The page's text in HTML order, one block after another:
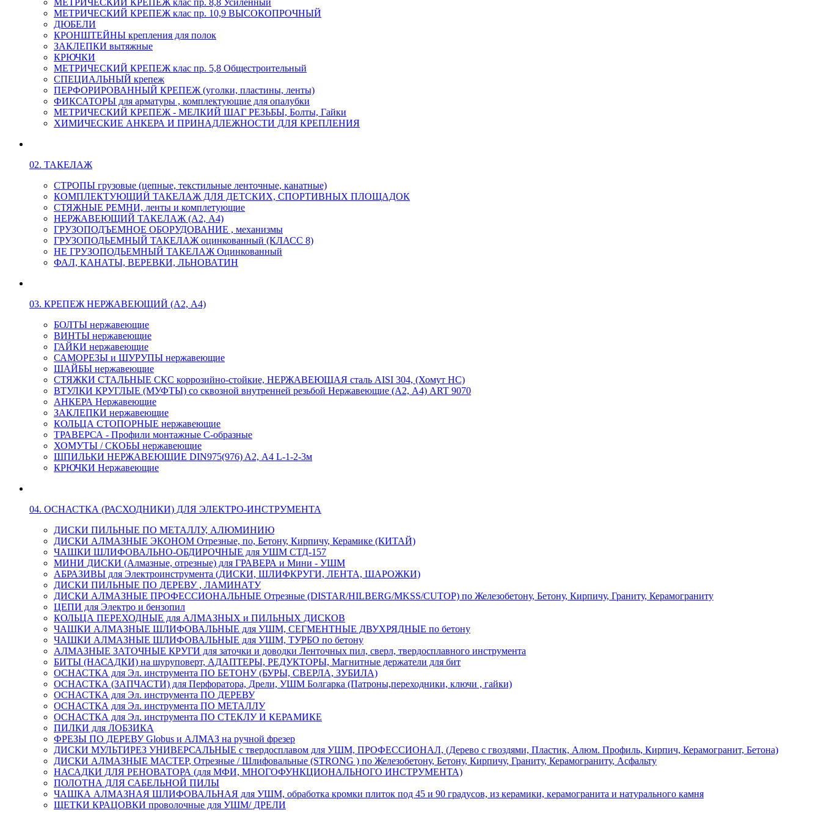
МЕТРИЧЕСКИЙ КРЕПЕЖ клас пр. 8,8 Усиленный
МЕТРИЧЕСКИЙ КРЕПЕЖ клас пр. 10,9 ВЫСОКОПРОЧНЫЙ
ДЮБЕЛИ
КРОНШТЕЙНЫ крепления для полок
ЗАКЛЕПКИ вытяжные
КРЮЧКИ
МЕТРИЧЕСКИЙ КРЕПЕЖ клас пр. 5,8 Общестроительный
СПЕЦИАЛЬНЫЙ крепеж
ПЕРФОРИРОВАННЫЙ КРЕПЕЖ (уголки, пластины, ленты)
ФИКСАТОРЫ для арматуры , комплектующие для опалубки
МЕТРИЧЕСКИЙ КРЕПЕЖ - МЕЛКИЙ ШАГ РЕЗЬБЫ, Болты, Гайки
ХИМИЧЕСКИЕ АНКЕРА И ПРИНАДЛЕЖНОСТИ ДЛЯ КРЕПЛЕНИЯ
02. ТАКЕЛАЖ
СТРОПЫ грузовые (цепные, текстильные ленточные, канатные)
КОМПЛЕКТУЮЩИЙ ТАКЕЛАЖ ДЛЯ ДЕТСКИХ, СПОРТИВНЫХ ПЛОЩАДОК
СТЯЖНЫЕ РЕМНИ, ленты и комплетующие
НЕРЖАВЕЮЩИЙ ТАКЕЛАЖ (А2, А4)
ГРУЗОПОДЪЕМНОЕ ОБОРУДОВАНИЕ , механизмы
ГРУЗОПОДЬЕМНЫЙ ТАКЕЛАЖ оцинкованный (КЛАСС 8)
НЕ ГРУЗОПОДЬЕМНЫЙ ТАКЕЛАЖ Оцинкованный
ФАЛ, КАНАТЫ, ВЕРЕВКИ, ЛЬНОВАТИН
03. КРЕПЕЖ НЕРЖАВЕЮЩИЙ (А2, А4)
БОЛТЫ нержавеющие
ВИНТЫ нержавеющие
ГАЙКИ нержавеющие
САМОРЕЗЫ и ШУРУПЫ нержавеющие
ШАЙБЫ нержавеющие
СТЯЖКИ СТАЛЬНЫЕ СКС коррозийно-стойкие, НЕРЖАВЕЮЩАЯ сталь AISI 304, (Хомут НС)
ВТУЛКИ КРУГЛЫЕ (МУФТЫ) со сквозной внутренней резьбой Нержавеющие (А2, А4) ART 9070
АНКЕРА Нержавеющие
ЗАКЛЕПКИ нержавеющие
КОЛЬЦА СТОПОРНЫЕ нержавеющие
ТРАВЕРСА - Профили монтажные С-образные
ХОМУТЫ / СКОБЫ нержавеющие
ШПИЛЬКИ НЕРЖАВЕЮЩИЕ DIN975(976) A2, А4 L-1-2-3м
КРЮЧКИ Нержавеющие
04. ОСНАСТКА (РАСХОДНИКИ) ДЛЯ ЭЛЕКТРО-ИНСТРУМЕНТА
ДИСКИ ПИЛЬНЫЕ ПО МЕТАЛЛУ, АЛЮМИНИЮ
ДИСКИ АЛМАЗНЫЕ ЭКОНОМ Отрезные, по, Бетону, Кирпичу, Керамике (КИТАЙ)
ЧАШКИ ШЛИФОВАЛЬНО-ОБДИРОЧНЫЕ для УШМ СТД-157
МИНИ ДИСКИ (Алмазные, отрезные) для ГРАВЕРА и Мини - УШМ
АБРАЗИВЫ для Электроинструмента (ДИСКИ, ШЛИФКРУГИ, ЛЕНТА, ШАРОЖКИ)
ДИСКИ ПИЛЬНЫЕ ПО ДЕРЕВУ , ЛАМИНАТУ
ДИСКИ АЛМАЗНЫЕ ПРОФЕССИОНАЛЬНЫЕ Отрезные (DISTAR/HILBERG/MKSS/CUTOP) по Железобетону, Бетону, Кирпичу, Граниту, Керамограниту
ЦЕПИ для Электро и бензопил
КОЛЬЦА ПЕРЕХОДНЫЕ для АЛМАЗНЫХ и ПИЛЬНЫХ ДИСКОВ
ЧАШКИ АЛМАЗНЫЕ ШЛИФОВАЛЬНЫЕ для УШМ, СЕГМЕНТНЫЕ ДВУХРЯДНЫЕ по бетону
ЧАШКИ АЛМАЗНЫЕ ШЛИФОВАЛЬНЫЕ для УШМ, ТУРБО по бетону
АЛМАЗНЫЕ ЗАТОЧНЫЕ КРУГИ для заточки и доводки Ленточных пил, сверл, твердосплавного инструмента
БИТЫ (НАСАДКИ) на шуруповерт, АДАПТЕРЫ, РЕДУКТОРЫ, Магнитные держатели для бит
ОСНАСТКА для Эл. инструмента ПО БЕТОНУ (БУРЫ, СВЕРЛА, ЗУБИЛА)
ОСНАСТКА (ЗАПЧАСТИ) для Перфоратора, Дрели, УШМ Болгарка (Патроны,переходники, ключи , гайки)
ОСНАСТКА для Эл. инструмента ПО ДЕРЕВУ
ОСНАСТКА для Эл. инструмента ПО МЕТАЛЛУ
ОСНАСТКА для Эл. инструмента ПО СТЕКЛУ И КЕРАМИКЕ
ПИЛКИ для ЛОБЗИКА
ФРЕЗЫ ПО ДЕРЕВУ Globus и АЛМАЗ на ручной фрезер
ДИСКИ МУЛЬТИРЕЗ УНИВЕРСАЛЬНЫЕ с твердосплавом для УШМ, ПРОФЕССИОНАЛ, (Дерево с гвоздями, Пластик, Алюм. Профиль, Кирпич, Керамогранит, Бетона)
ДИСКИ АЛМАЗНЫЕ МАСТЕР, Отрезные / Шлифовальные (STRONG ) по Железобетону, Бетону, Кирпичу, Граниту, Керамограниту, Асфальту
НАСАДКИ ДЛЯ РЕНОВАТОРА (для МФИ, МНОГОФУНКЦИОНАЛЬНОГО ИНСТРУМЕНТА)
ПОЛОТНА ДЛЯ САБЕЛЬНОЙ ПИЛЫ
ЧАШКА АЛМАЗНАЯ ШЛИФОВАЛЬНАЯ для УШМ, обработка кромки плиток под 45 и 90 градусов, из керамики, керамогранита и натурального камня
ЩЕТКИ КРАЦОВКИ проволочные для УШМ/ ДРЕЛИ